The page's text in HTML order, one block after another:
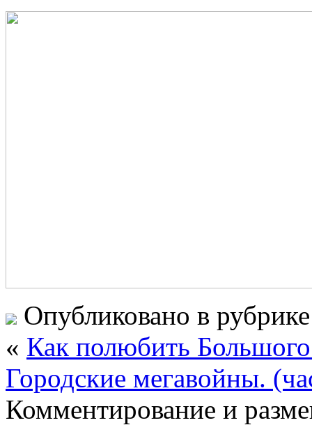
Опубликовано в
« Как полюбить Большого
Городские мегавойны.
Комментирование и